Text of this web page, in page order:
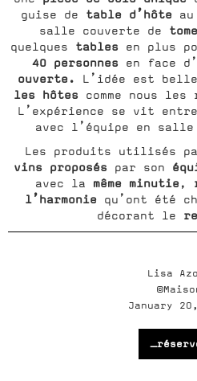
guise de table d’hôte
salle couverte de
quelques tablesen plus
40 personnesen face
ouverte. L’idée est
les hôtes comme nous
L’expérience se vit
avec l’équipe en salle
Les produits utilisés
vins proposés par son
avec la même minutie,
l’harmoniequ’ont été
décorant le
Lisa
January